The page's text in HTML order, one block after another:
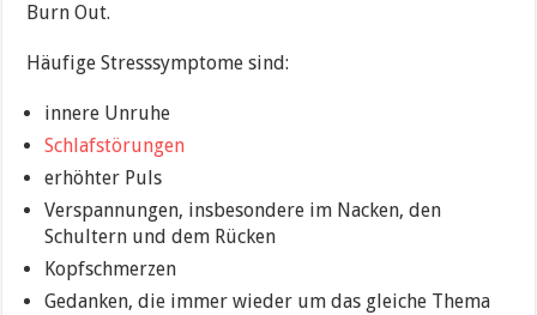
Burn Out.
Häufige Stresssymptome sind:
innere Unruhe
Schlafstörungen
erhöhter Puls
Verspannungen, insbesondere im Nacken, den
Schultern und dem Rücken
Kopfschmerzen
Gedanken, die immer wieder um das gleiche Thema